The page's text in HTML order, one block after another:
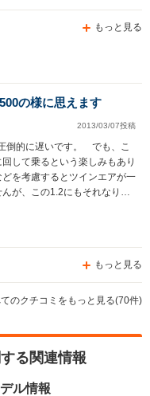
もっと見る
の様に思えます
2013/03/07投稿
倒的に遅いです。 でも、こ
して乗るという楽しみもあり
を考慮するとツインエアが一
が、この1.2にもそれなりの
選ぶべきです。 かなり乗り
もっと見る
のクチコミをもっと見る(70件)
る関連情報
ル情報